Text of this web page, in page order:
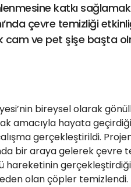
katkı
çevre temizliği
cam ve pet şişe başta
bireysel olarak
amacıyla hayata
gerçekleştirildi.
bir araya gelerek çevre
hareketinin
olan çöpler temizlendi.